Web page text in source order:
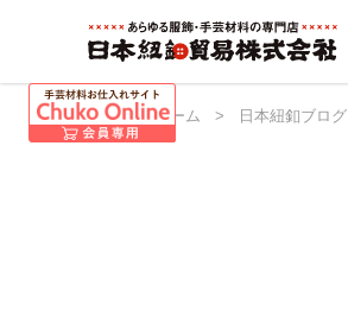
日本紐釦 ホーム > 日本紐釦ブログ